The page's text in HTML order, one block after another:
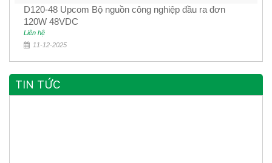
D120-48 Upcom Bộ nguồn công nghiệp đầu ra đơn
120W 48VDC
Liên hệ
11-12-2025
TIN TỨC